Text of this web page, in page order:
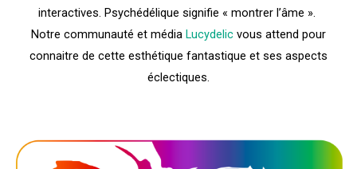
interactives. Psychédélique signifie « montrer l’âme ».
Notre communauté et média Lucydelic vous attend pour
connaitre de cette esthétique fantastique et ses aspects
éclectiques.